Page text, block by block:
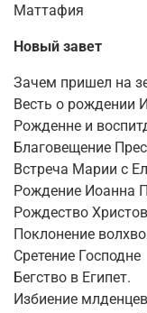
Маттафия
Новый завет
Зачем пришел на
Весть о рождении
Рожденне и
Благовещение
Встреча Марии с
Рождение Иоанна
Рождество
Поклонение
Сретение Господне
Бегство в Египет.
Избиение